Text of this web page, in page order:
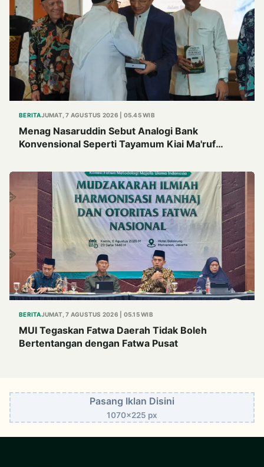
BERITAJUMAT, 7 AGUSTUS 2026 | 05.45 WIB
Menag Nasaruddin Sebut Analogi Bank
Konvensional Seperti Tayamum Kiai Ma'ruf
BERITAJUMAT, 7 AGUSTUS 2026 | 05.15 WIB
MUI Tegaskan Fatwa Daerah Tidak Boleh
Bertentangan dengan Fatwa Pusat
Pasang Iklan Disini
1070x225 px